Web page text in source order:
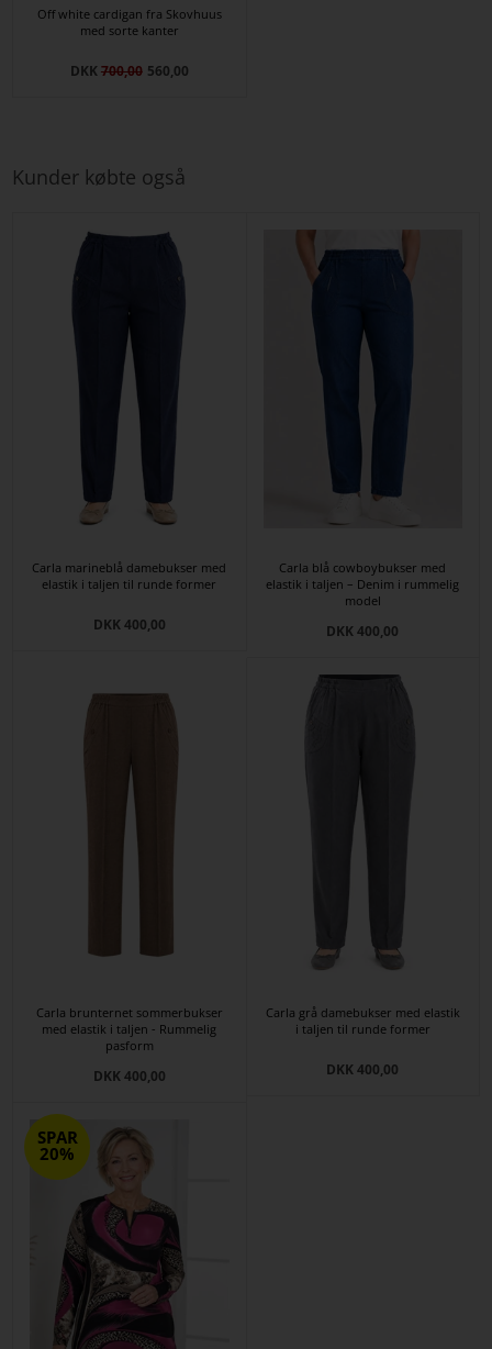
Off white cardigan fra Skovhuus
med sorte kanter
DKK700,00 560,00
Kunder købte også
Carla marineblå damebukser med
elastik i taljen til runde former
DKK 400,00
Carla blå cowboybukser med
elastik i taljen – Denim i rummelig
model
DKK 400,00
Carla brunternet sommerbukser
med elastik i taljen - Rummelig
pasform
DKK 400,00
Carla grå damebukser med elastik
i taljen til runde former
DKK 400,00
SPAR
20%